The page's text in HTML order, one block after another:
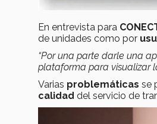
En entrevista para
de unidades como por
“Por una parte darle una
plataforma para visualizar
Varias problemáticas se
calidad del servicio de